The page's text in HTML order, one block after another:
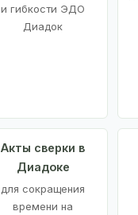
и гибкости ЭДО
Диадок
Акты сверки в
Диадоке
для сокращения
времени на